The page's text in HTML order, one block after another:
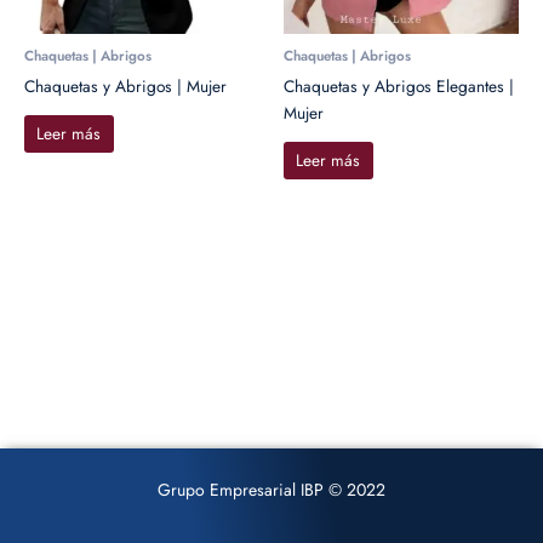
Chaquetas | Abrigos
Chaquetas y Abrigos | Mujer
Leer más
Chaquetas | Abrigos
Chaquetas y Abrigos Elegantes |
Mujer
Leer más
Grupo Empresarial IBP © 2022